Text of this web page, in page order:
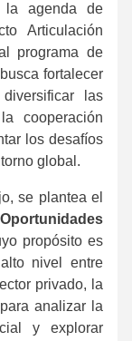
la agenda de
Articulación
programa de
fortalecer
las
cooperación
los desafíos
global.
se plantea el
propósito es
nivel entre
privado, la
analizar la
y explorar